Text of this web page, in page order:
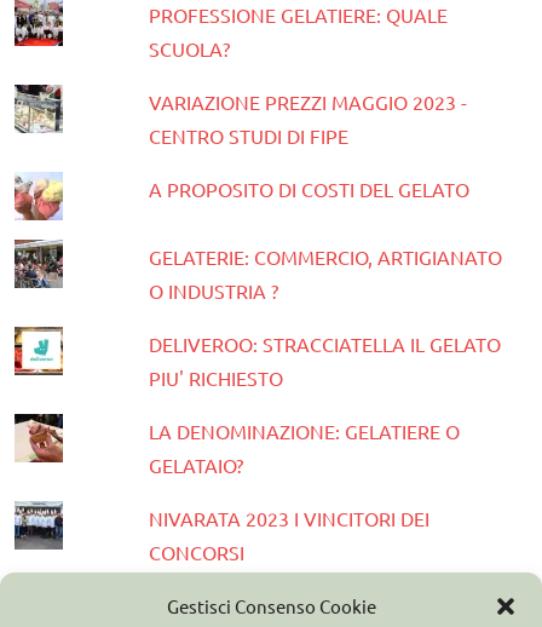
Gestisci Consenso Cookie
PROFESSIONE GELATIERE: QUALE
SCUOLA?
VARIAZIONE PREZZI MAGGIO 2023 -
CENTRO STUDI DI FIPE
A PROPOSITO DI COSTI DEL GELATO
GELATERIE: COMMERCIO, ARTIGIANATO
O INDUSTRIA ?
DELIVEROO: STRACCIATELLA IL GELATO
PIU' RICHIESTO
LA DENOMINAZIONE: GELATIERE O
GELATAIO?
NIVARATA 2023 I VINCITORI DEI
CONCORSI
PRESENTATA LA GUIDA GELATERIE